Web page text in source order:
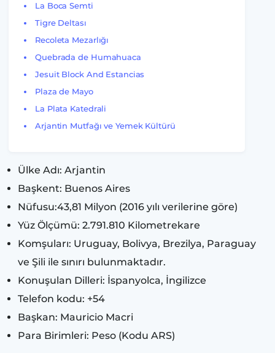
La Boca Semti
Tigre Deltası
Recoleta Mezarlığı
Quebrada de Humahuaca
Jesuit Block And Estancias
Plaza de Mayo
La Plata Katedrali
Arjantin Mutfağı ve Yemek Kültürü
Ülke Adı: Arjantin
Başkent: Buenos Aires
Nüfusu:43,81 Milyon (2016 yılı verilerine göre)
Yüz Ölçümü: 2.791.810 Kilometrekare
Komşuları: Uruguay, Bolivya, Brezilya, Paraguay
ve Şili ile sınırı bulunmaktadır.
Konuşulan Dilleri: İspanyolca, İngilizce
Telefon kodu: +54
Başkan: Mauricio Macri
Para Birimleri: Peso (Kodu ARS)